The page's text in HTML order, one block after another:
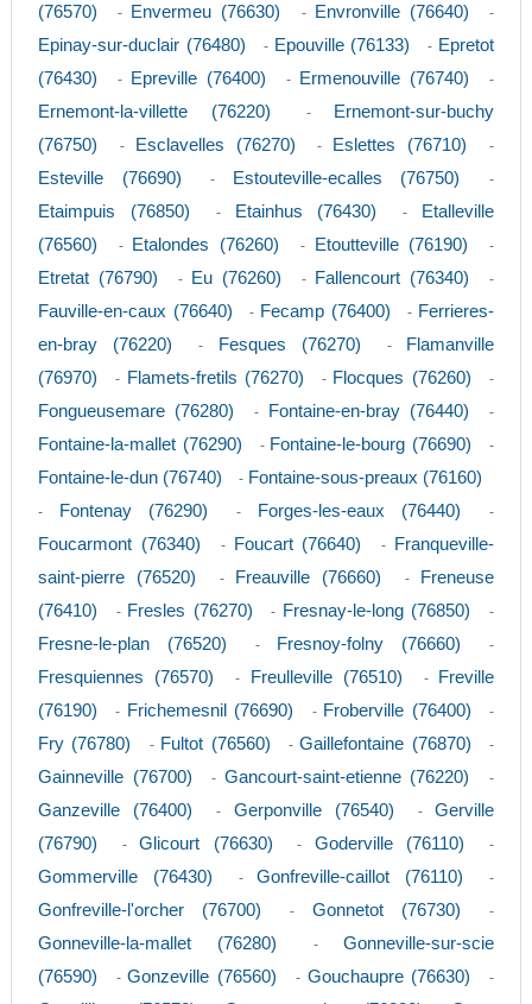
(76570)
- Envermeu (76630) - Envronville (76640) -
Epinay-sur-duclair (76480) - Epouville (76133) - Epretot
(76430)
- Epreville (76400) - Ermenouville (76740) -
Ernemont-la-villette (76220) -
Ernemont-sur-buchy
(76750)
- Esclavelles (76270) - Eslettes (76710) -
Esteville (76690) - Estouteville-ecalles (76750) -
Etaimpuis (76850) - Etainhus (76430) -
Etalleville
(76560)
- Etalondes (76260) - Etoutteville (76190) -
Etretat (76790) - Eu (76260) - Fallencourt (76340) -
Fauville-en-caux (76640) - Fecamp (76400) - Ferrieres-
en-bray (76220)
- Fesques (76270) -
Flamanville
(76970)
- Flamets-fretils (76270) - Flocques (76260) -
Fongueusemare (76280) - Fontaine-en-bray (76440) -
Fontaine-la-mallet (76290) - Fontaine-le-bourg (76690) -
Fontaine-le-dun (76740) - Fontaine-sous-preaux (76160)
- Fontenay (76290) - Forges-les-eaux (76440) -
Foucarmont (76340) - Foucart (76640) -
Franqueville-
saint-pierre (76520)
- Freauville (76660) -
Freneuse
(76410)
- Fresles (76270) - Fresnay-le-long (76850) -
Fresne-le-plan (76520) - Fresnoy-folny (76660) -
Fresquiennes (76570) - Freulleville (76510) -
Freville
(76190)
- Frichemesnil (76690) - Froberville (76400) -
Fry (76780) - Fultot (76560) -Gaillefontaine (76870) -
Gainneville (76700) - Gancourt-saint-etienne (76220) -
Ganzeville (76400) - Gerponville (76540) -Gerville
(76790)
-Glicourt (76630) - Goderville (76110) -
Gommerville (76430) -Gonfreville-caillot (76110) -
Gonfreville-l'orcher (76700) - Gonnetot (76730) -
Gonneville-la-mallet (76280) -Gonneville-sur-scie
(76590)
-Gonzeville (76560) - Gouchaupre (76630) -